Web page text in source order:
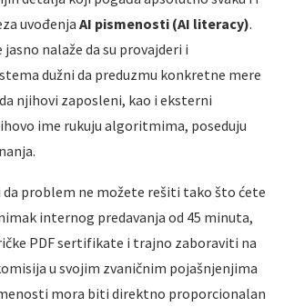
uvođenja AI pismenosti (AI literacy).
jasno nalaže da su provajderi i
dužni da preduzmu konkretne mere
njihovi zaposleni, kao i eksterni
ime rukuju algoritmima, poseduju
da problem ne možete rešiti tako što ćete
internog predavanja od 45 minuta,
PDF sertifikate i trajno zaboraviti na
u svojim zvaničnim pojašnjenjima
mora biti direktno proporcionalan